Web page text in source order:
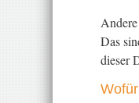
Das
dieser